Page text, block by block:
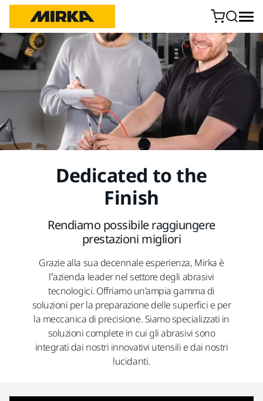
Dedicated to the
Finish
Rendiamo possibile raggiungere
prestazioni migliori
Grazie alla sua decennale esperienza, Mirka è
l’azienda leader nel settore degli abrasivi
tecnologici. Offriamo un'ampia gamma di
soluzioni per la preparazione delle superfici e per
la meccanica di precisione. Siamo specializzati in
soluzioni complete in cui gli abrasivi sono
integrati dai nostri innovativi utensili e dai nostri
lucidanti.